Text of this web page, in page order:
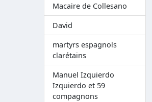
Macaire de Collesano
David
martyrs espagnols
clarétains
Manuel Izquierdo
Izquierdo et 59
compagnons